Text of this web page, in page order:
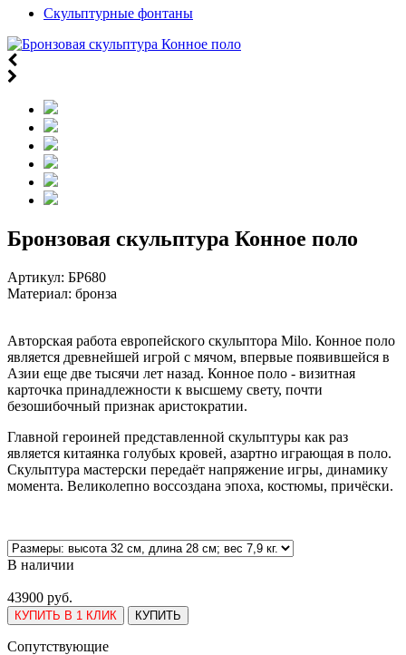
Скульптурные фонтаны
Бронзовая скульптура Конное поло
Артикул: БР680
Материал: бронза
Авторская работа европейского скульптора Milo. Конное поло
является древнейшей игрой с мячом, впервые появившейся в
Азии еще две тысячи лет назад. Конное поло - визитная
карточка принадлежности к высшему свету, почти
безошибочный признак аристократии.
Главной героиней представленной скульптуры как раз
является китаянка голубых кровей, азартно играющая в поло.
Скульптура мастерски передаёт напряжение игры, динамику
момента. Великолепно воссоздана эпоха, костюмы, причёски.
В наличии
43900 руб.
КУПИТЬ В 1 КЛИК КУПИТЬ
Cопутствующие